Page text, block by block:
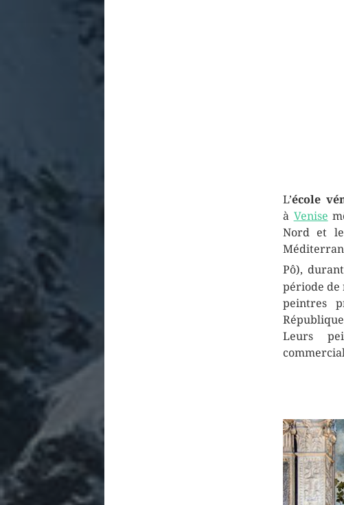
L’école
à Venise
Nord et
Pô),
période de
peintres
Leurs